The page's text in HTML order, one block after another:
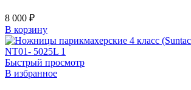
8 000 ₽
В корзину
Быстрый просмотр
В избранное